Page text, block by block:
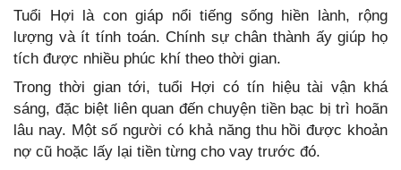
Tuổi Hợi là con giáp nổi tiếng sống hiền lành, rộng
lượng và ít tính toán. Chính sự chân thành ấy giúp họ
tích được nhiều phúc khí theo thời gian.
Trong thời gian tới, tuổi Hợi có tín hiệu tài vận khá
sáng, đặc biệt liên quan đến chuyện tiền bạc bị trì hoãn
lâu nay. Một số người có khả năng thu hồi được khoản
nợ cũ hoặc lấy lại tiền từng cho vay trước đó.